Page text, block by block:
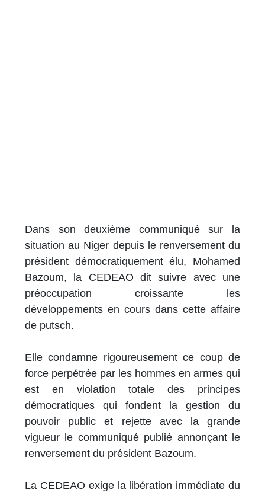
Dans son deuxième communiqué sur la
situation au Niger depuis le renversement du
président démocratiquement élu, Mohamed
Bazoum, la CEDEAO dit suivre avec une
préoccupation croissante les
développements en cours dans cette affaire
de putsch.
Elle condamne rigoureusement ce coup de
force perpétrée par les hommes en armes qui
est en violation totale des principes
démocratiques qui fondent la gestion du
pouvoir public et rejette avec la grande
vigueur le communiqué publié annonçant le
renversement du président Bazoum.
La CEDEAO exige la libération immédiate du